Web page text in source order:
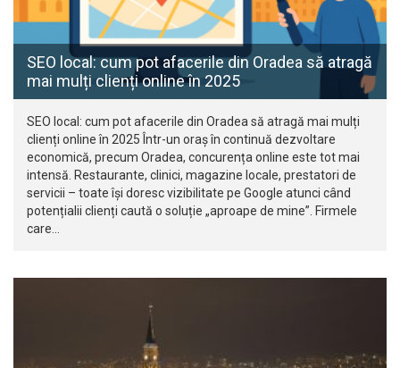
SEO local: cum pot afacerile din Oradea să atragă
mai mulți clienți online în 2025
SEO local: cum pot afacerile din Oradea să atragă mai mulți
clienți online în 2025 Într-un oraș în continuă dezvoltare
economică, precum Oradea, concurența online este tot mai
intensă. Restaurante, clinici, magazine locale, prestatori de
servicii – toate își doresc vizibilitate pe Google atunci când
potențialii clienți caută o soluție „aproape de mine”. Firmele
care…